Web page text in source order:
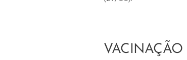
VACINAÇÃO